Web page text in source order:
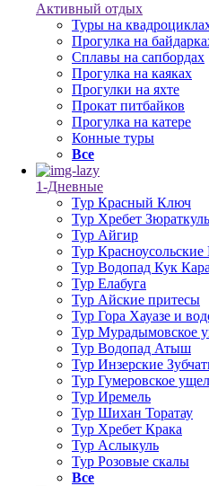
Активный отдых
Туры на
Прогулка на
Сплавы на сапбордах
Прогулка на каяках
Прогулки на яхте
Прокат питбайков
Прогулка на катере
Конные туры
Все
1-Дневные
Тур Красный Ключ
Тур Хребет Зюраткуль
Тур Айгир
Тур
Тур Водопад Кук
Тур Елабуга
Тур Айские притесы
Тур Гора Хауазе и
Тур Мурадымовское
Тур Водопад Атыш
Тур Инзерские
Тур Гумеровское
Тур Иремель
Тур Шихан Торатау
Тур Хребет Крака
Тур Аслыкуль
Тур Розовые скалы
Все